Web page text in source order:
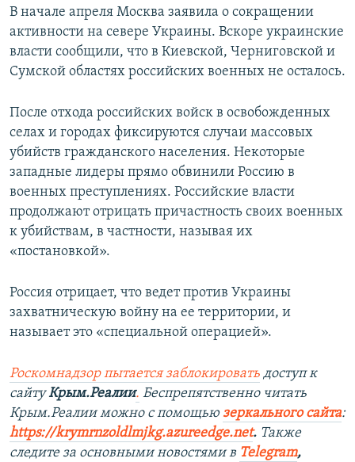
В начале апреля Москва заявила о сокращении
активности на севере Украины. Вскоре украинские
власти сообщили, что в Киевской, Черниговской и
Сумской областях российских военных не осталось.
После отхода российских войск в освобожденных
селах и городах фиксируются случаи массовых
убийств гражданского населения. Некоторые
западные лидеры прямо обвинили Россию в
военных преступлениях. Российские власти
продолжают отрицать причастность своих военных
к убийствам, в частности, называя их
«постановкой».
Россия отрицает, что ведет против Украины
захватническую войну на ее территории, и
называет это «специальной операцией».
Роскомнадзор пытается заблокировать доступ к
сайту Крым.Реалии. Беспрепятственно читать
Крым.Реалии можно с помощью зеркального сайта:
https://krymrnzoldlmjkg.azureedge.net. Также
следите за основными новостями в Telegram,